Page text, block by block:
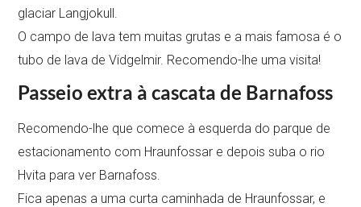
glaciar Langjokull.
O campo de lava tem muitas grutas e a mais famosa é o
tubo de lava de Vidgelmir. Recomendo-lhe uma visita!
Passeio extra à cascata de Barnafoss
Recomendo-lhe que comece à esquerda do parque de
estacionamento com Hraunfossar e depois suba o rio
Hvita para ver Barnafoss.
Fica apenas a uma curta caminhada de Hraunfossar, e